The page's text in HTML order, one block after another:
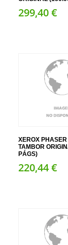
299,40€
XEROX
TAMBOR
PÁGS)
220,44€